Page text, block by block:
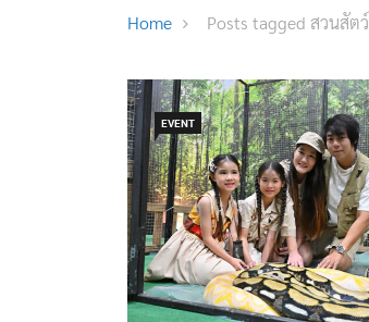
Home Posts tagged สวนสัตว์
EVENT